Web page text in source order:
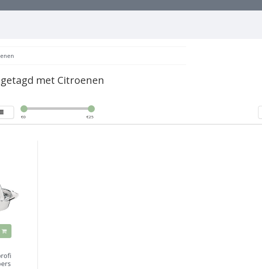
met Citroenen
€0 €25